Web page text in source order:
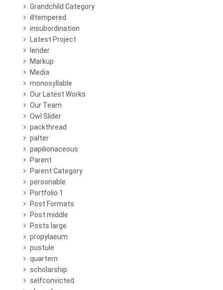
Grandchild Category
illtempered
insubordination
Latest Project
lender
Markup
Media
monosyllable
Our Latest Works
Our Team
Owl Slider
packthread
palter
papilionaceous
Parent
Parent Category
personable
Portfolio 1
Post Formats
Post middle
Posts large
propylaeum
pustule
quartern
scholarship
selfconvicted